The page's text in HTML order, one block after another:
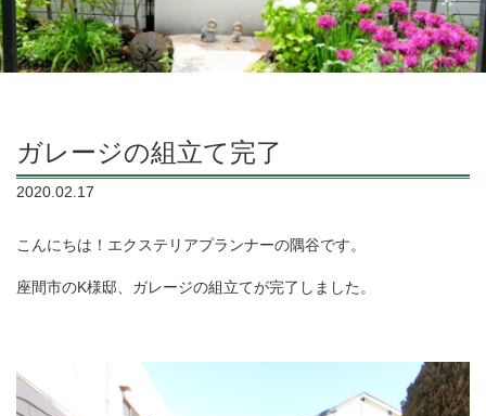
ガレージの組立て完了
2020.02.17
こんにちは！エクステリアプランナーの隅谷です。
座間市のK様邸、ガレージの組立てが完了しました。